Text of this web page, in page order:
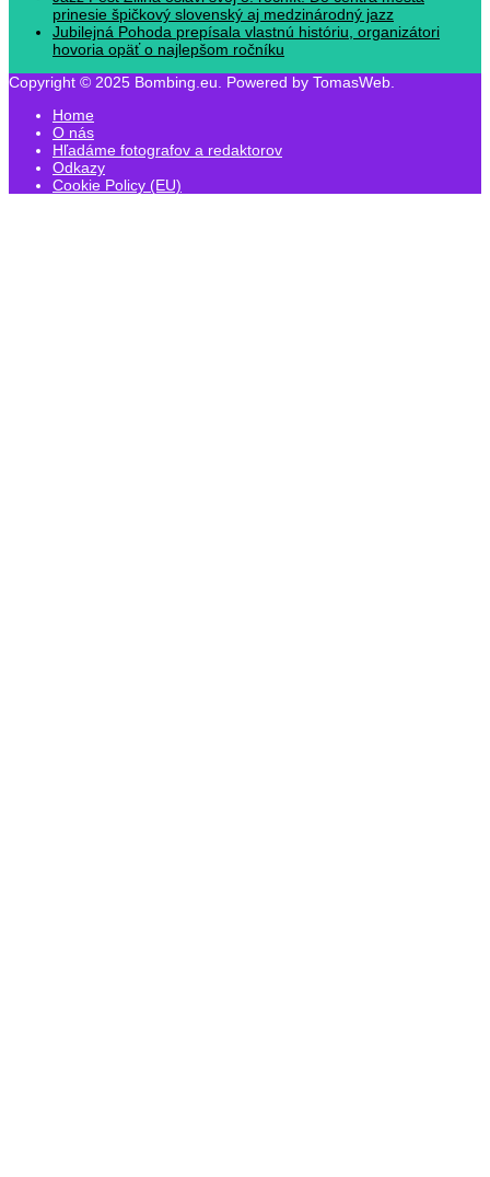
prinesie špičkový slovenský aj medzinárodný jazz
Jubilejná Pohoda prepísala vlastnú históriu, organizátori
hovoria opäť o najlepšom ročníku
Copyright © 2025 Bombing.eu. Powered by TomasWeb.
Home
O nás
Hľadáme fotografov a redaktorov
Odkazy
Cookie Policy (EU)